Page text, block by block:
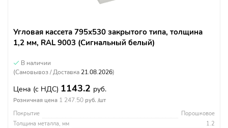
Угловая кассета 795х530 закрытого типа, толщина
1,2 мм, RAL 9003 (Сигнальный белый)
В наличии
(Самовывоз / Доставка 21.08.2026)
Цена (с НДС) 1143.2 руб.
Розничная цена 1 247.50 руб. /шт
Покрытие
Порошковое
Толщина металла, мм
1.2